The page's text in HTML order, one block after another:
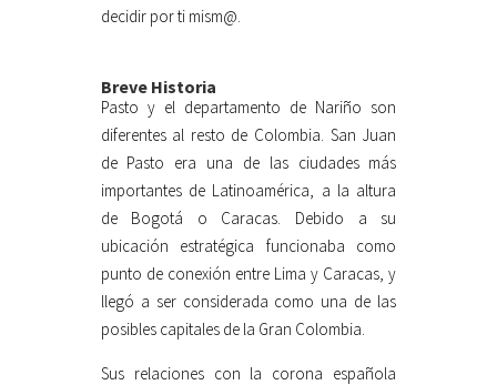
decidir por ti mism@.
Breve Historia
Pasto y el departamento de Nariño son
diferentes al resto de Colombia. San Juan
de Pasto era una de las ciudades más
importantes de Latinoamérica, a la altura
de Bogotá o Caracas. Debido a su
ubicación estratégica funcionaba como
punto de conexión entre Lima y Caracas, y
llegó a ser considerada como una de las
posibles capitales de la Gran Colombia.
Sus relaciones con la corona española